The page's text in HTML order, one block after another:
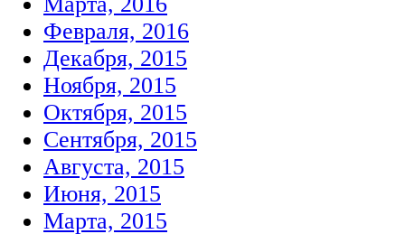
Февраля, 2016
Декабря, 2015
Ноября, 2015
Октября, 2015
Сентября, 2015
Августа, 2015
Июня, 2015
Марта, 2015